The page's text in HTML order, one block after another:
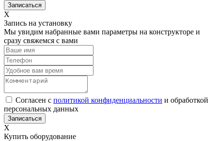
Х
Запись на установку
Мы увидим набранные вами параметры на конструкторе и
сразу свяжемся с вами
Согласен с политикой конфиденциальности и обработкой
персональных данных
Х
Купить оборудование